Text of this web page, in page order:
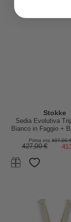
Stokke
Sedia Evolutiva
Bianco in Faggio +
Prima era 407,00
427,00 €